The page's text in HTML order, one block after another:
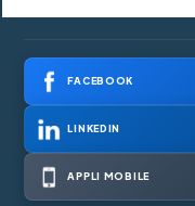
FACEBOOK
LINKEDIN
APPLI MOBILE